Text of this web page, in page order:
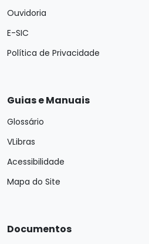
Ouvidoria
E-SIC
Política de Privacidade
Guias e Manuais
Glossário
VLibras
Acessibilidade
Mapa do Site
Documentos